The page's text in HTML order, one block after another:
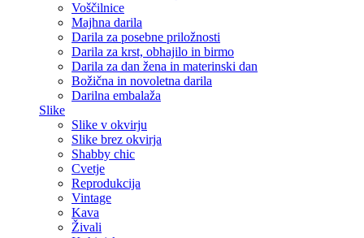
Voščilnice
Majhna darila
Darila za posebne priložnosti
Darila za krst, obhajilo in birmo
Darila za dan žena in materinski dan
Božična in novoletna darila
Darilna embalaža
Slike
Slike v okvirju
Slike brez okvirja
Shabby chic
Cvetje
Reprodukcija
Vintage
Kava
Živali